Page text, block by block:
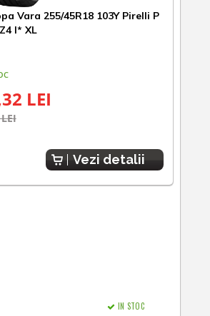
Vara 255/45R18 103Y Pirelli P
I* XL
LEI
Vezi detalii
IN STOC